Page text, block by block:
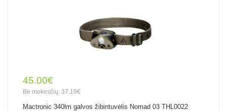
45.00€
Be mokesčių: 37.19€
Mactronic 340lm galvos žibintuvėlis Nomad 03 THL0022